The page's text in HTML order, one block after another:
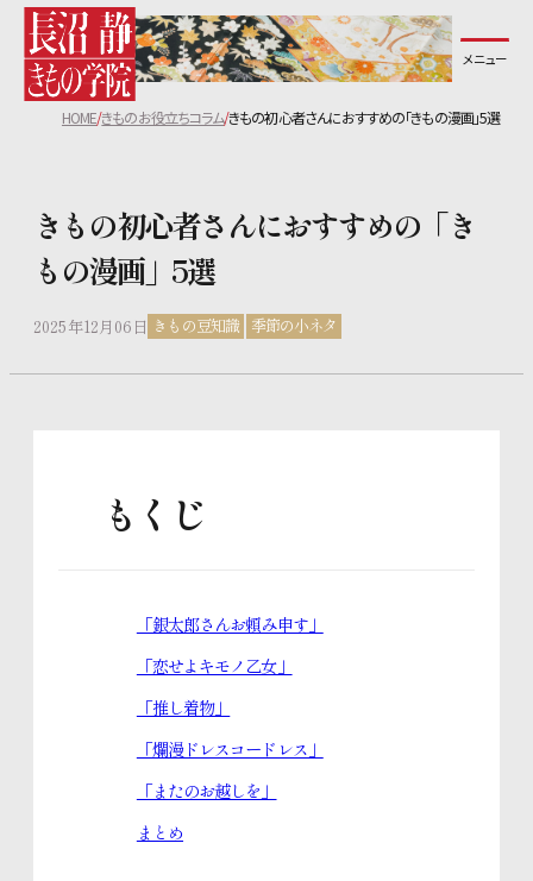
長沼静きもの学院について
教室一覧
無料体験レッスンについて
講師紹介
よくあるご質問
スタッフブログ
体験レッスンのご予約
メニュー
HOME きものお役立ちコラム きもの初心者さんにおすすめの「きもの漫画」5選
きもの初心者さんにおすすめの「き
もの漫画」5選
2025年12月06日 きもの豆知識 季節の小ネタ
もくじ
「銀太郎さんお頼み申す」
「恋せよキモノ乙女」
「推し着物」
「爛漫ドレスコードレス」
「またのお越しを」
まとめ